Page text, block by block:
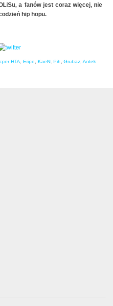
a fanów jest coraz więcej, nie
hip hopu.
HTA, Eripe, KaeN, Pih, Grubaz, Antek